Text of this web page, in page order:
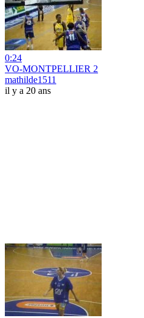
0:24
VO-MONTPELLIER 2
mathilde1511
il y a 20 ans